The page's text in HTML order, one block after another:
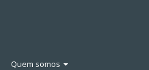
Quem somos